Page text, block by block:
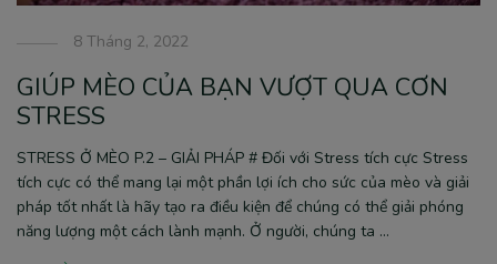
8 Tháng 2, 2022
GIÚP MÈO CỦA BẠN VƯỢT QUA CƠN
STRESS
STRESS Ở MÈO P.2 – GIẢI PHÁP # Đối với Stress tích cực Stress
tích cực có thể mang lại một phần lợi ích cho sức của mèo và giải
pháp tốt nhất là hãy tạo ra điều kiện để chúng có thể giải phóng
năng lượng một cách lành mạnh. Ở người, chúng ta …